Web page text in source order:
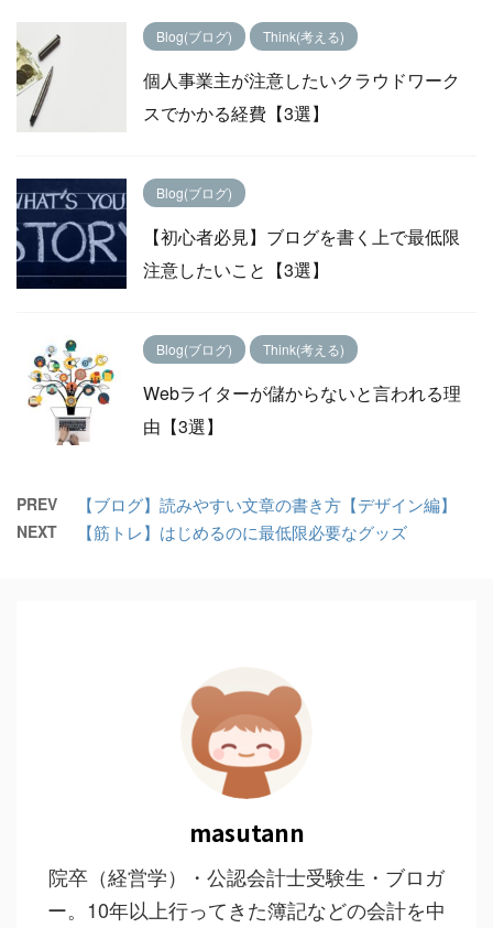
Blog(ブログ) Think(考える)
個人事業主が注意したいクラウドワーク
スでかかる経費【3選】
Blog(ブログ)
【初心者必見】ブログを書く上で最低限
注意したいこと【3選】
Blog(ブログ) Think(考える)
Webライターが儲からないと言われる理
由【3選】
PREV 【ブログ】読みやすい文章の書き方【デザイン編】
NEXT 【筋トレ】はじめるのに最低限必要なグッズ
masutann
院卒（経営学）・公認会計士受験生・ブロガ
ー。10年以上行ってきた簿記などの会計を中